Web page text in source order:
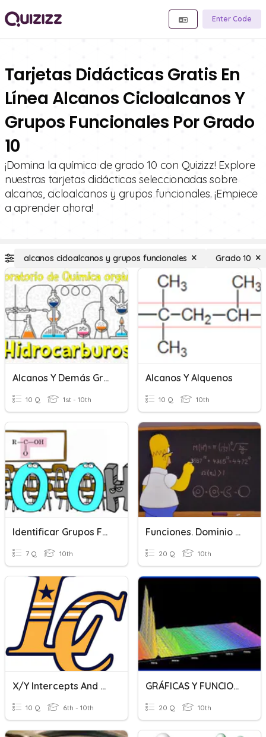
Enter Code
Tarjetas Didácticas Gratis En
Línea Alcanos Cicloalcanos Y
Grupos Funcionales Por Grado
10
¡Domina la química de grado 10 con Quizizz! Explore
nuestras tarjetas didácticas seleccionadas sobre
alcanos, cicloalcanos y grupos funcionales. ¡Empiece
a aprender ahora!
alcanos cicloalcanos y grupos funcionales Grado 10
Alcanos Y Demás Grupos Funcionales
10 Q 1st - 10th
Alcanos Y Alquenos
10 Q 10th
Identificar Grupos Funcionales
7 Q 10th
Funciones. Dominio Y Recorrido
20 Q 10th
X/y Intercepts And Graphs
10 Q 6th - 10th
GRÁFICAS Y FUNCIONES
20 Q 10th